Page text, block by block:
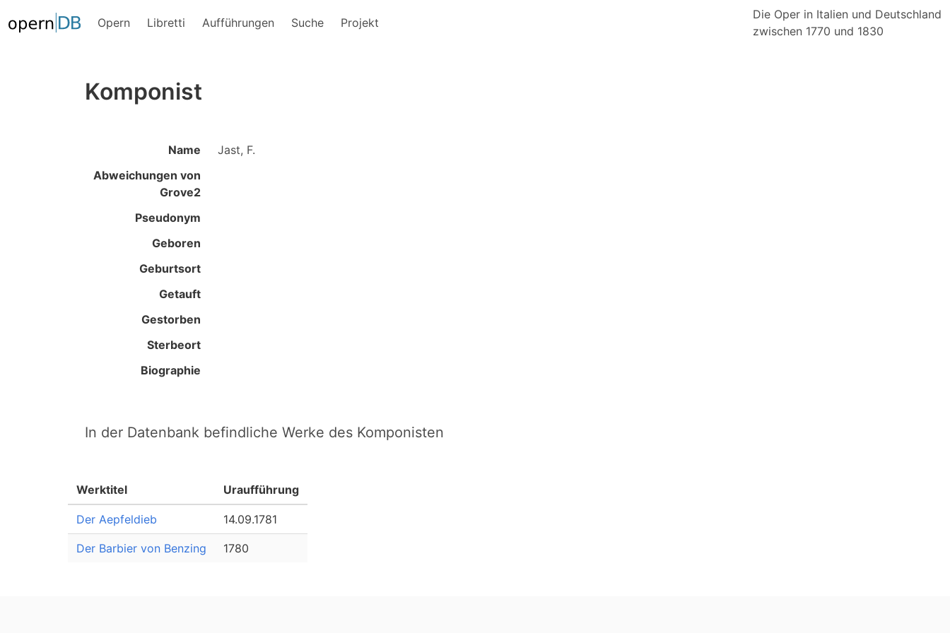
Opern Libretti Aufführungen Suche Projekt
Die Oper in Italien und Deutschland
zwischen 1770 und 1830
Komponist
Name
Jast, F.
Abweichungen von
Grove2
Pseudonym
Geboren
Geburtsort
Getauft
Gestorben
Sterbeort
Biographie
In der Datenbank befindliche Werke des Komponisten
Werktitel Uraufführung
Der Aepfeldieb 14.09.1781
Der Barbier von Benzing 1780